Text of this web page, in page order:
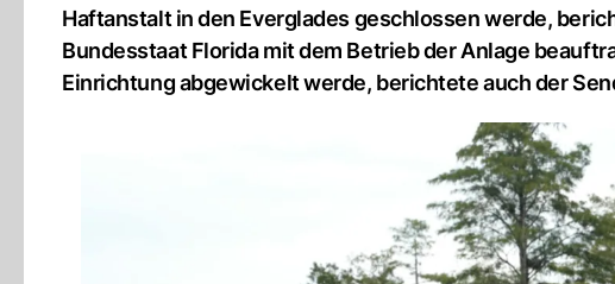
Haftanstalt in den Everglades geschlossen werde,
Bundesstaat Florida mit dem Betrieb der Anlage
Einrichtung abgewickelt werde, berichtete auch der